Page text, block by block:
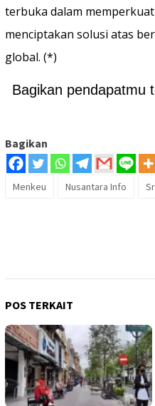
terbuka dalam
menciptakan solusi atas
global. (*)
Bagikan pendapatmu
Bagikan
Menkeu Nusantara Info
POS TERKAIT